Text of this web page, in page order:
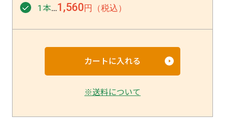
1本…1,560円（税込）
※送料について